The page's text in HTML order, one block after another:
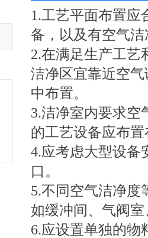
1.工艺平面布置
备，以及有空气
2.在满足生产工艺
洁净区宜靠近空
中布置。
3.洁净室内要求空
的工艺设备应布
4.应考虑大型设备
口。
5.不同空气洁净度
如缓冲间、气阀
6.应设置单独的物